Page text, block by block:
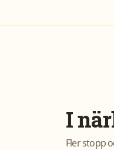
I
Fler stopp